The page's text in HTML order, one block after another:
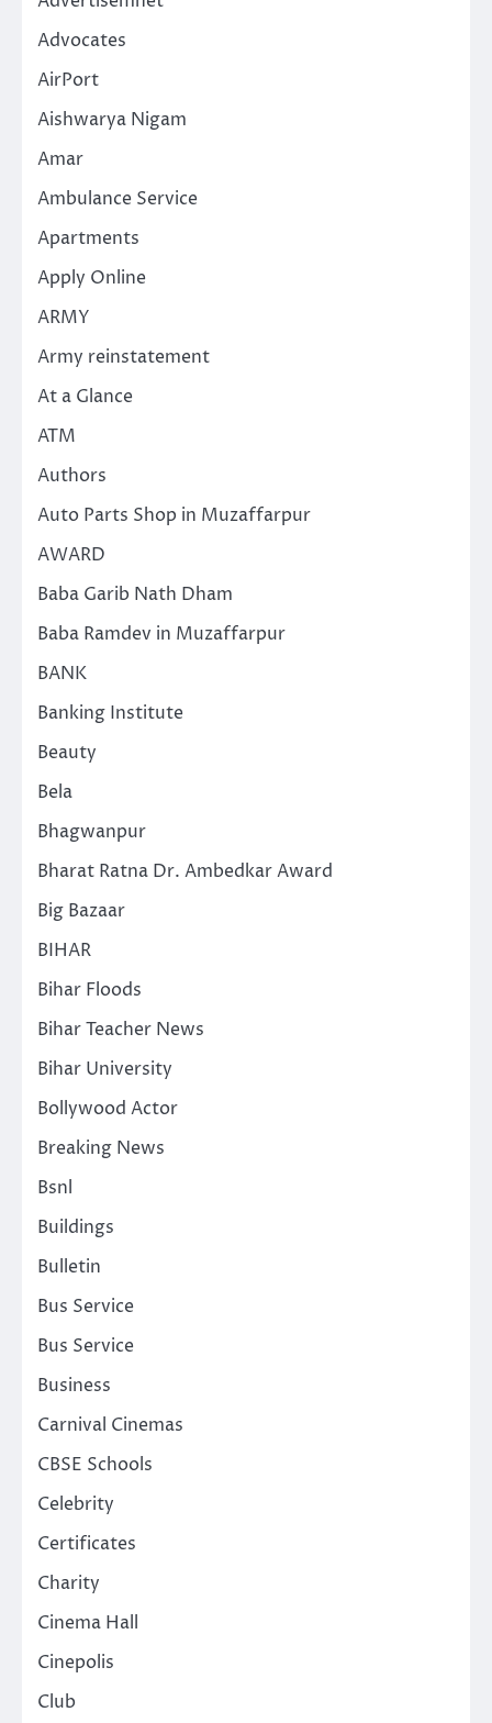
Advocates
AirPort
Aishwarya Nigam
Amar
Ambulance Service
Apartments
Apply Online
ARMY
Army reinstatement
At a Glance
ATM
Authors
Auto Parts Shop in Muzaffarpur
AWARD
Baba Garib Nath Dham
Baba Ramdev in Muzaffarpur
BANK
Banking Institute
Beauty
Bela
Bhagwanpur
Bharat Ratna Dr. Ambedkar Award
Big Bazaar
BIHAR
Bihar Floods
Bihar Teacher News
Bihar University
Bollywood Actor
Breaking News
Bsnl
Buildings
Bulletin
Bus Service
Bus Service
Business
Carnival Cinemas
CBSE Schools
Celebrity
Certificates
Charity
Cinema Hall
Cinepolis
Club